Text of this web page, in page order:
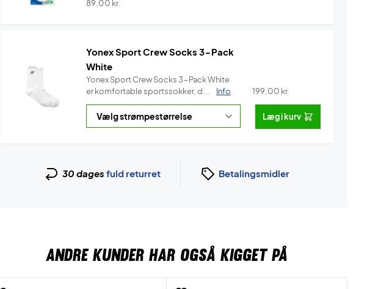
89,00 kr.
Yonex Sport Crew Socks 3-Pack
White
Yonex Sport Crew Socks 3-Pack White
er komfortable sportssokker, d...
Info 199,00 kr.
Læg i kurv
30 dages fuld returret Betalingsmidler
ANDRE KUNDER HAR OGSÅ KIGGET PÅ